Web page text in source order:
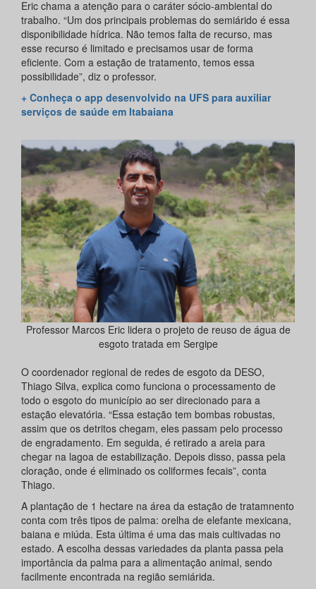
Eric chama a atenção para o caráter sócio-ambiental do
trabalho. “Um dos principais problemas do semiárido é essa
disponibilidade hídrica. Não temos falta de recurso, mas
esse recurso é limitado e precisamos usar de forma
eficiente. Com a estação de tratamento, temos essa
possibilidade”, diz o professor.
+ Conheça o app desenvolvido na UFS para auxiliar
serviços de saúde em Itabaiana
Professor Marcos Eric lidera o projeto de reuso de água de
esgoto tratada em Sergipe
O coordenador regional de redes de esgoto da DESO,
Thiago Silva, explica como funciona o processamento de
todo o esgoto do município ao ser direcionado para a
estação elevatória. “Essa estação tem bombas robustas,
assim que os detritos chegam, eles passam pelo processo
de engradamento. Em seguida, é retirado a areia para
chegar na lagoa de estabilização. Depois disso, passa pela
cloração, onde é eliminado os coliformes fecais”, conta
Thiago.
A plantação de 1 hectare na área da estação de tratamnento
conta com três tipos de palma: orelha de elefante mexicana,
baiana e miúda. Esta última é uma das mais cultivadas no
estado. A escolha dessas variedades da planta passa pela
importância da palma para a alimentação animal, sendo
facilmente encontrada na região semiárida.